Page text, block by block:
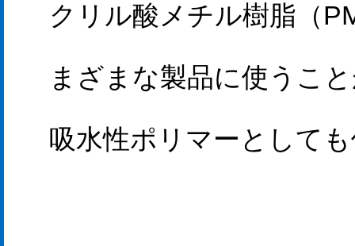
クリル酸メチル樹脂（
まざまな製品に使うこ
吸水性ポリマーとして